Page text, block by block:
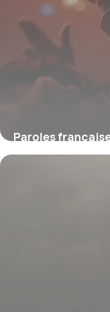
Paroles
signification et